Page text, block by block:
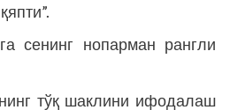
сенинг нопарман рангли
тўқ шаклини ифодалаш